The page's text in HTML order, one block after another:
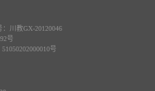
川教GX-20120046
号
号